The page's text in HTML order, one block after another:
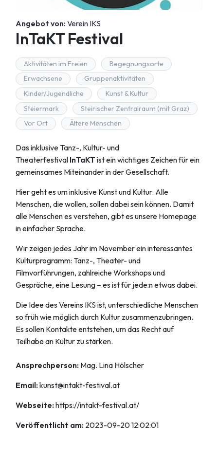
Angebot von: Verein IKS
InTaKT Festival
Aktivitäten im Freien
Begegnungsorte
Erwachsene
Gruppenaktivitäten
Kinder/Jugendliche
Kunst & Kultur
Steiermark
Steirischer Zentralraum (mit Graz)
Vor Ort
Ältere Menschen
Das inklusive Tanz-, Kultur- und
Theaterfestival InTaKT ist ein wichtiges Zeichen für ein
gemeinsames Miteinander in der Gesellschaft.
Hier geht es um inklusive Kunst und Kultur. Alle
Menschen, die wollen, sollen dabei sein können. Damit
alle Menschen es verstehen, gibt es unsere Homepage
in einfacher Sprache.
Wir zeigen jedes Jahr im November ein interessantes
Kulturprogramm: Tanz-, Theater- und
Filmvorführungen, zahlreiche Workshops und
Gespräche, eine Lesung – es ist für jede:n etwas dabei.
Die Idee des Vereins IKS ist, unterschiedliche Menschen
so früh wie möglich durch Kultur zusammenzubringen.
Es sollen Kontakte entstehen, um das Recht auf
Teilhabe an Kultur zu stärken.
Ansprechperson: Mag. Lina Hölscher
Email:kunst@intakt-festival.at
Webseite:https://intakt-festival.at/
Veröffentlicht am: 2023-09-20 12:02:01